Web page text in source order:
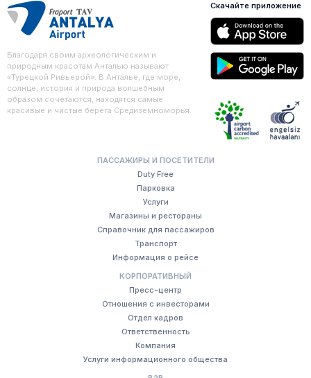
Благодаря своим археологическим и
природным красотам Анталью называют
«Турецкой Ривьерой». В Анталье, где море,
солнце, история и природа волшебным
образом сочетаются, находятся самые
красивые и чистые берега Средиземноморья.
ПАССАЖИРЫ И ПОСЕТИТЕЛИ
Duty Free
Парковка
Услуги
Магазины и рестораны
Справочник для пассажиров
Транспорт
Информация о рейсе
КОРПОРАТИВНЫЙ
Пресс-центр
Отношения с инвесторами
Отдел кадров
Ответственность
Компания
Услуги информационного общества
Скачайте приложение